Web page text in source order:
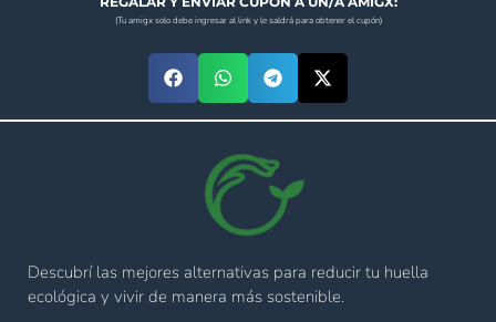
(Tu amigx solo debe ingresar al link y le saldrá para obtener el cupón)
Descubrí las mejores alternativas para reducir tu huella
ecológica y vivir de manera más sostenible.